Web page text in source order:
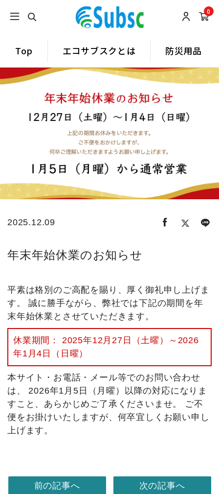
0
Top エコサブスクとは 防災用品
2025.12.09
年末年始休業のお知らせ
平素は格別のご高配を賜り、厚く御礼申し上げま
す。 誠に勝手ながら、弊社では下記の期間を年
末年始休業とさせていただきます。
休業期間： 2025年12月27日（土曜）～2026
年1月4日（日曜）
本サイト・お電話・メール等でのお問い合わせ
は、 2026年1月5日（月曜）以降の対応になりま
すこと、あらかじめご了承くださいませ。 ご不
便をお掛けいたしますが、何卒宜しくお願い申し
上げます。
前の記事へ 次の記事へ